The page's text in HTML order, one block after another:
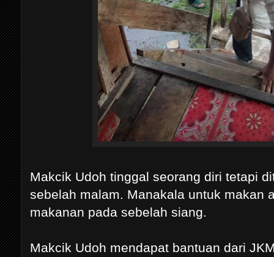
Makcik Udoh tinggal seorang diri tetapi
sebelah malam. Manakala untuk makan
makanan pada sebelah siang.
Makcik Udoh mendapat bantuan dari